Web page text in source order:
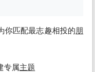
你匹配最志趣相投的朋
专属主题